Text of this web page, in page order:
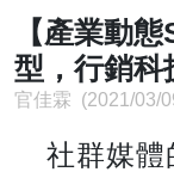
【產業動
型，行銷科
官佳霖 (2021/03/
社群媒體